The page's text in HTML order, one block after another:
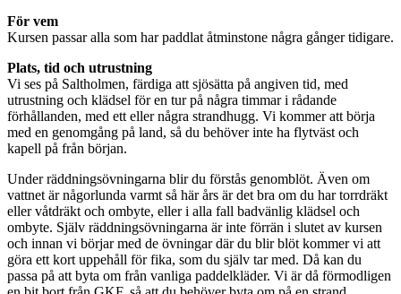
För vem
Kursen passar alla som har paddlat åtminstone några gånger tidigare.
Plats, tid och utrustning
Vi ses på Saltholmen, färdiga att sjösätta på angiven tid, med
utrustning och klädsel för en tur på några timmar i rådande
förhållanden, med ett eller några strandhugg. Vi kommer att börja
med en genomgång på land, så du behöver inte ha flytväst och
kapell på från början.
Under räddningsövningarna blir du förstås genomblöt. Även om
vattnet är någorlunda varmt så här års är det bra om du har torrdräkt
eller våtdräkt och ombyte, eller i alla fall badvänlig klädsel och
ombyte. Själv räddningsövningarna är inte förrän i slutet av kursen
och innan vi börjar med de övningar där du blir blöt kommer vi att
göra ett kort uppehåll för fika, som du själv tar med. Då kan du
passa på att byta om från vanliga paddelkläder. Vi är då förmodligen